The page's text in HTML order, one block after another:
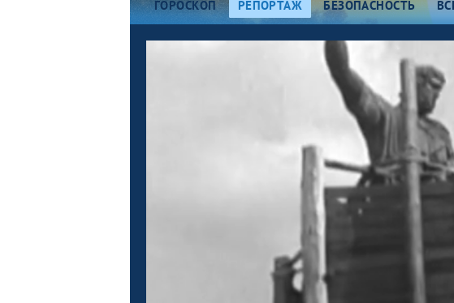
ГОРОСКОП РЕПОРТАЖ БЕЗОПАСНОСТЬ
Всем миром 7375
Про космос
Про любовь
Мода